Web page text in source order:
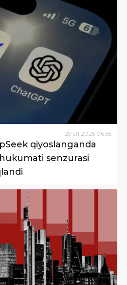
29.01.2025 06:55
qiyoslanganda
senzurasi